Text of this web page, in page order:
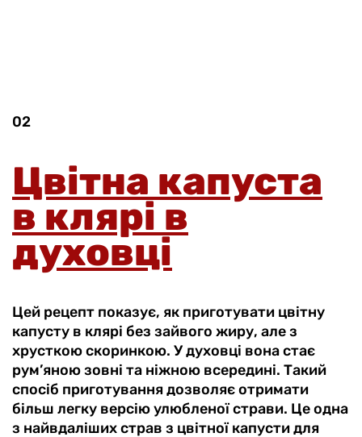
02
Цвітна капуста
в клярі в
духовці
Цей рецепт показує, як приготувати цвітну
капусту в клярі без зайвого жиру, але з
хрусткою скоринкою. У духовці вона стає
рум’яною зовні та ніжною всередині. Такий
спосіб приготування дозволяє отримати
більш легку версію улюбленої страви. Це одна
з найвдаліших страв з цвітної капусти для